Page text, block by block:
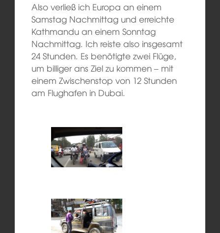
Alsoverließ ich Europa an einem
Samstag Nachmittag und erreichte
Kathmandu an einem Sonntag
Nachmittag. Ich reiste also insgesamt
24 Stunden. Es benötigte zwei Flüge,
um billiger ans Zielzu kommen – mit
einem Zwischenstop von 12 Stunden
am Flughafen in Dubai.